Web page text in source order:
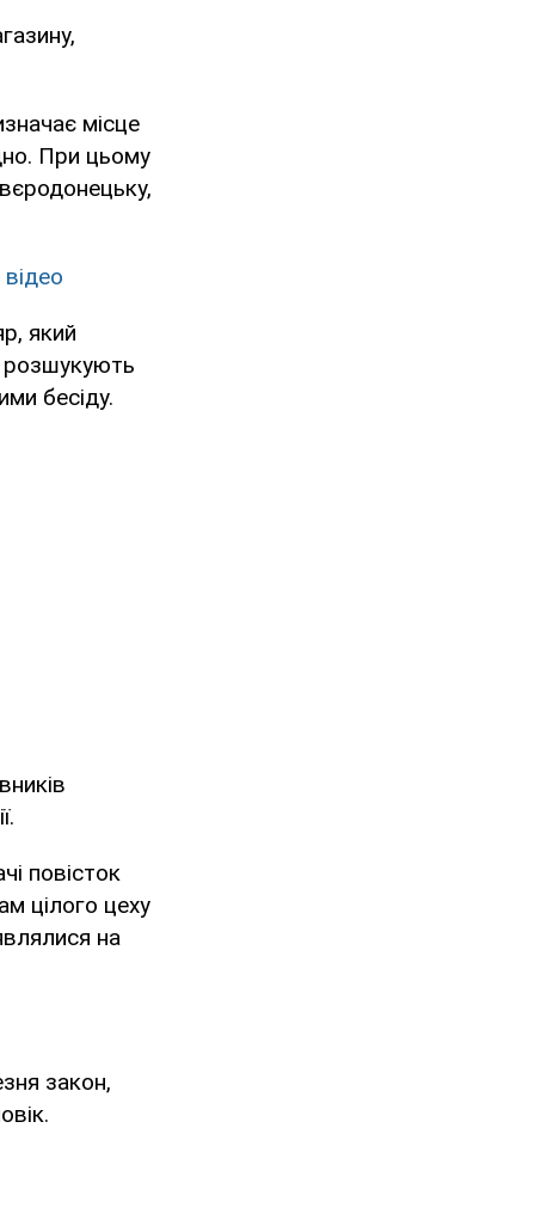
місце
При цьому
який
розшукують
бесіду.
повісток
цілого цеху
на
закон,